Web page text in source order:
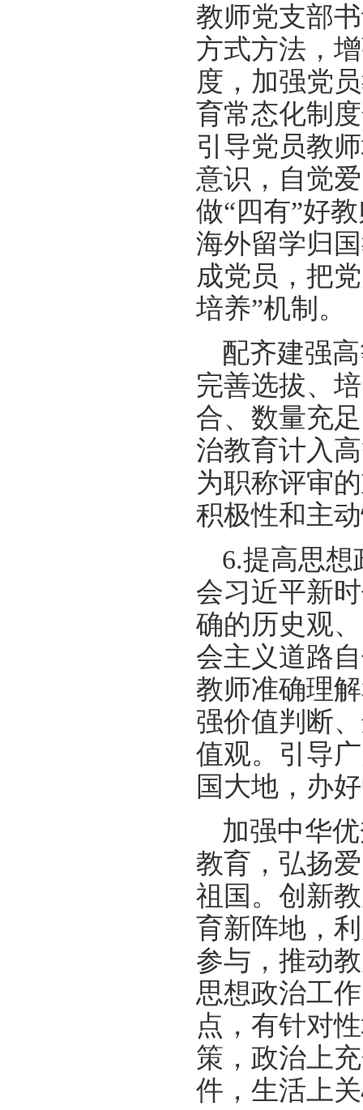
教师党支部
方式方法，
度，加强党
育常态化制
引导党员教
意识，自觉
做“四有”好
海外留学归
成党员，把
培养”机制。
配齐建强
完善选拔、
合、数量充
治教育计入
为职称评审
积极性和主
6.提高思
会习近平新
确的历史观
会主义道路
教师准确理
强价值判断
值观。引导
国大地，办
加强中华
教育，弘扬
祖国。创新
育新阵地，
参与，推动
思想政治工
点，有针对
策，政治上
件，生活上